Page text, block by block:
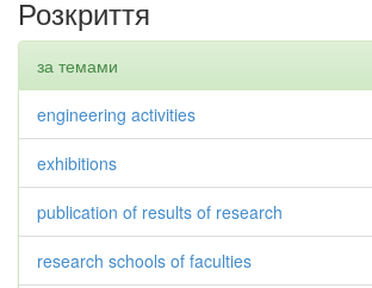
Розкриття
за темами
engineering activities
exhibitions
publication of results of research
research schools of faculties